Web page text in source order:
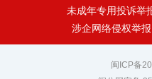
未成年专用投诉举
涉企网络侵权举
闽ICP备